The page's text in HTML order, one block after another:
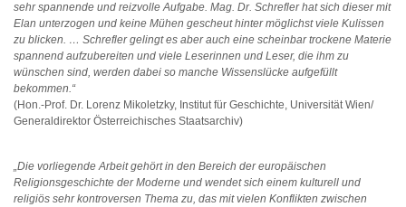
sehr spannende und reizvolle Aufgabe. Mag. Dr. Schrefler hat sich dieser mit
Elan unterzogen und keine Mühen gescheut hinter möglichst viele Kulissen
zu blicken. … Schrefler gelingt es aber auch eine scheinbar trockene Materie
spannend aufzubereiten und viele Leserinnen und Leser, die ihm zu
wünschen sind, werden dabei so manche Wissenslücke aufgefüllt
bekommen.“
(Hon.-Prof. Dr. Lorenz Mikoletzky, Institut für Geschichte, Universität Wien/
Generaldirektor Österreichisches Staatsarchiv)
„Die vorliegende Arbeit gehört in den Bereich der europäischen
Religionsgeschichte der Moderne und wendet sich einem kulturell und
religiös sehr kontroversen Thema zu, das mit vielen Konflikten zwischen